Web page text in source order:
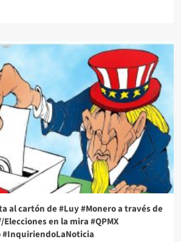
al cartón de #Luy #Monero a través de
en la mira #QPMX
#InquiriendoLaNoticia